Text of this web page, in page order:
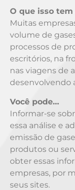
O que isso
Muitas
volume de
processos de
escritórios, na
nas viagens de
desenvolvendo
Você pode…
Informar-se
essa análise e
emissão de
produtos ou
obter essas
empresas, por
seus sites.